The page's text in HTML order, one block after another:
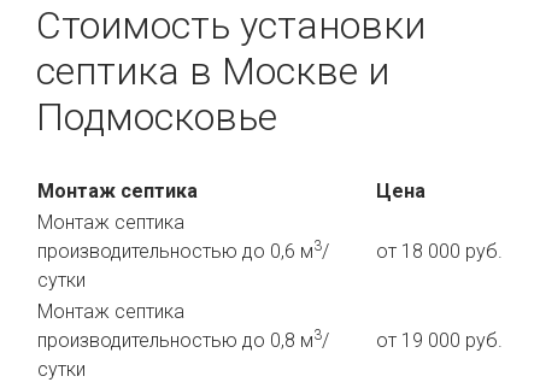
Стоимость установки
септика в Москве и
Подмосковье
Монтаж септика
Цена
Монтаж септика
производительностью до 0,6 м3/
сутки
от 18 000 руб.
Монтаж септика
производительностью до 0,8 м3/
сутки
от 19 000 руб.